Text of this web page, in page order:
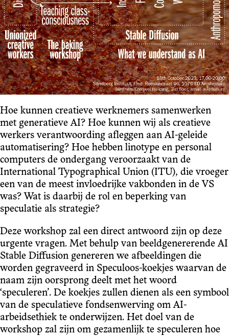
Hoe kunnen creatieve werknemers samenwerken
met generatieve AI? Hoe kunnen wij als creatieve
werkers verantwoording afleggen aan AI-geleide
automatisering? Hoe hebben linotype en personal
computers de ondergang veroorzaakt van de
International Typographical Union (ITU), die vroeger
een van de meest invloedrijke vakbonden in de VS
was? Wat is daarbij de rol en beperking van
speculatie als strategie?
Deze workshop zal een direct antwoord zijn op deze
urgente vragen. Met behulp van beeldgenererende AI
Stable Diffusion genereren we afbeeldingen die
worden gegraveerd in Speculoos-koekjes waarvan de
naam zijn oorsprong deelt met het woord
‘speculeren’. De koekjes zullen dienen als een symbool
van de speculatieve fondsenwerving om AI-
arbeidsethiek te onderwijzen. Het doel van de
workshop zal zijn om gezamenlijk te speculeren hoe